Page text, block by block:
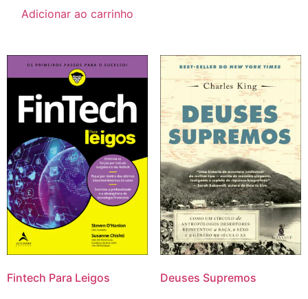
Adicionar ao carrinho
Fintech Para Leigos Deuses Supremos